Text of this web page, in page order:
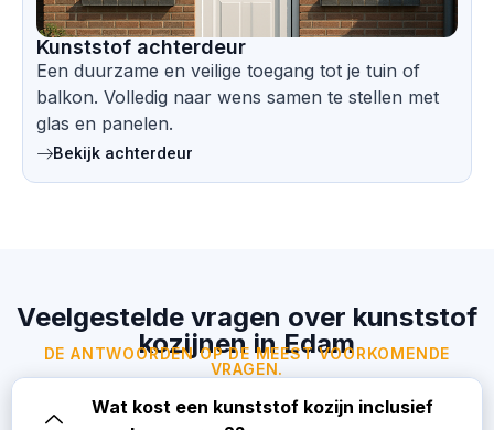
Kunststof achterdeur
Een duurzame en veilige toegang tot je tuin of
balkon. Volledig naar wens samen te stellen met
glas en panelen.
Bekijk achterdeur
Veelgestelde vragen over kunststof
kozijnen in Edam
DE ANTWOORDEN OP DE MEEST VOORKOMENDE
VRAGEN.
Wat kost een kunststof kozijn inclusief